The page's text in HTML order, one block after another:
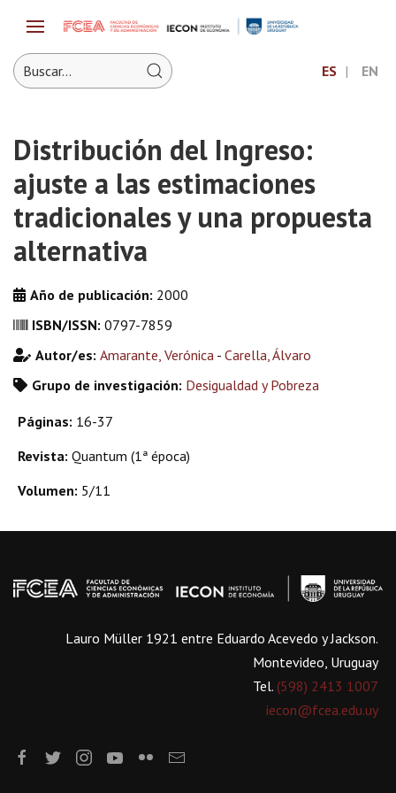
ES EN
Distribución del Ingreso:
ajuste a las estimaciones
tradicionales y una propuesta
alternativa
Año de publicación: 2000
ISBN/ISSN: 0797-7859
Autor/es: Amarante, Verónica - Carella, Álvaro
Grupo de investigación: Desigualdad y Pobreza
Páginas: 16-37
Revista: Quantum (1ª época)
Volumen: 5/11
Lauro Müller 1921 entre Eduardo Acevedo y Jackson.
Montevideo, Uruguay
Tel. (598) 2413 1007
iecon@fcea.edu.uy